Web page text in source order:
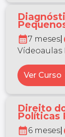
calendar_month7 meses
Vídeoaulas
Ver Curso
Direito
Políticas
calendar_month6 meses